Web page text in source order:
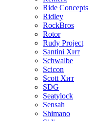
Ride Concepts
Ridley
RockBros
Rotor
Rudy Project
Santini Хит
Schwalbe
Scicon
Scott Хит
SDG
Seatylock
Sensah
Shimano